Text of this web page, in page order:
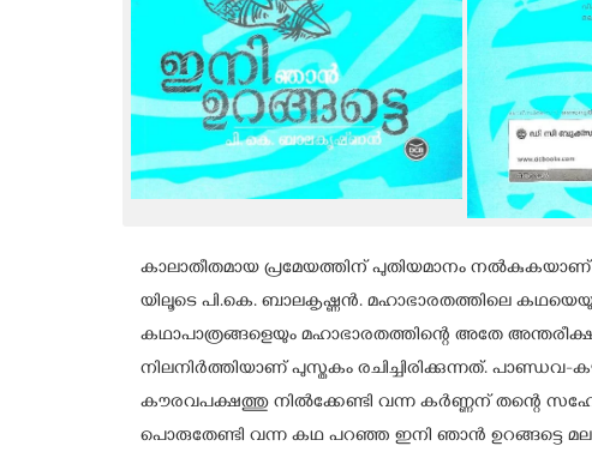
കാലാതീതമായ പ്രമേയത്തിന് പുതിയമാനം നൽകുകയാണ്
യിലൂടെ പി.കെ. ബാലകൃഷ്ണൻ. മഹാഭാരതത്തിലെ
കഥാപാത്രങ്ങളെയും മഹാഭാരതത്തിന്റെ അതേ
നിലനിർത്തിയാണ് പുസ്തകം രചിച്ചിരിക്കുന്നത്.
കൗരവപക്ഷത്തു നിൽക്കേണ്ടി വന്ന കർണ്ണന് തന്റെ
പൊരുതേണ്ടി വന്ന കഥ പറഞ്ഞ ഇനി ഞാൻ ഉറങ്ങട്ടെ